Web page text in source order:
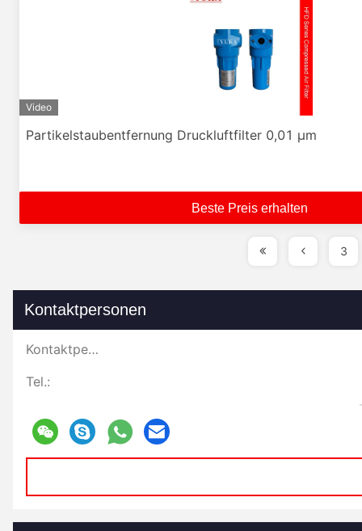
Video
Partikelstaubentfernung Druckluftfilter 0,01 μm
Beste Preis erhalten
3
Kontaktpersonen
Kontaktpersonen:
Tel.: